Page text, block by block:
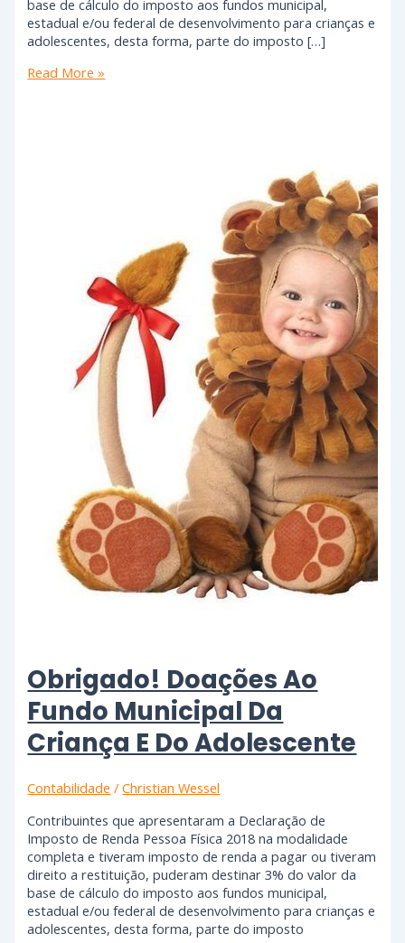
base de cálculo do imposto aos fundos municipal,
estadual e/ou federal de desenvolvimento para crianças e
adolescentes, desta forma, parte do imposto […]
Read More »
Obrigado! Doações Ao
Fundo Municipal Da
Criança E Do Adolescente
Contabilidade /Christian Wessel
Contribuintes que apresentaram a Declaração de
Imposto de Renda Pessoa Física 2018 na modalidade
completa e tiveram imposto de renda a pagar ou tiveram
direito a restituição, puderam destinar 3% do valor da
base de cálculo do imposto aos fundos municipal,
estadual e/ou federal de desenvolvimento para crianças e
adolescentes, desta forma, parte do imposto